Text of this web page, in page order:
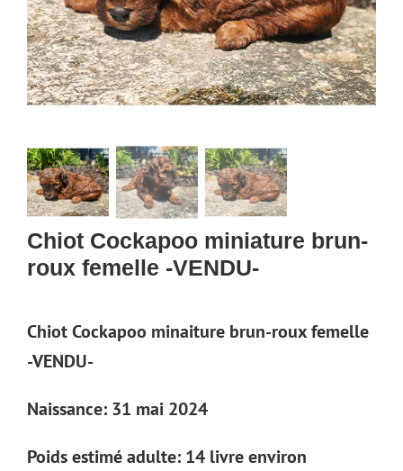
Chiot Cockapoo miniature brun-
roux femelle -VENDU-
Chiot Cockapoo minaiture brun-roux femelle
-VENDU-
Naissance: 31 mai 2024
Poids estimé adulte: 14 livre environ